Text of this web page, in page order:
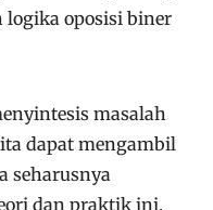
oposisi biner
masalah
dapat mengambil
seharusnya
dan praktik ini.